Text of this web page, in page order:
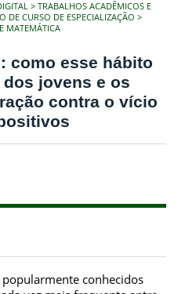
TRABALHOS ACADÊMICOS E
DE CURSO DE ESPECIALIZAÇÃO
MATEMÁTICA
como esse hábito
jovens e os
contra o vício
conhecidos